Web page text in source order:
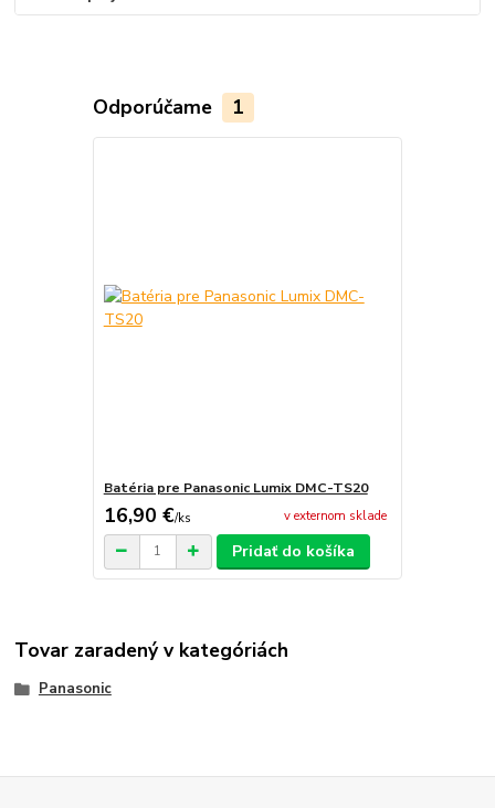
Odporúčame 1
Batéria pre Panasonic Lumix DMC-TS20
16,90 €/ks v externom sklade
Pridať do košíka
Tovar zaradený v kategóriách
Panasonic